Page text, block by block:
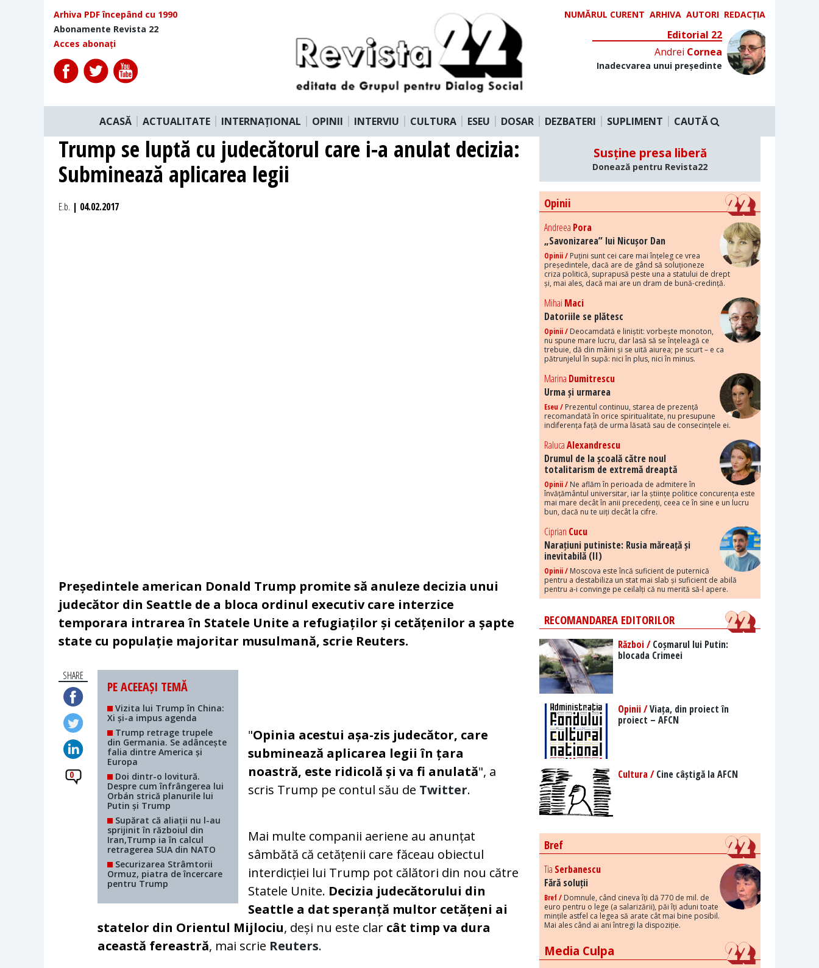
Arhiva PDF începând cu 1990
Abonamente Revista 22
Acces abonați
NUMĂRUL CURENT ARHIVA AUTORI REDACȚIA
Editorial 22
Andrei Cornea
Inadecvarea unui președinte
ACASĂ ACTUALITATE INTERNAȚIONAL OPINII INTERVIU CULTURA ESEU DOSAR DEZBATERI SUPLIMENT CAUTĂ
Trump se luptă cu judecătorul care i-a anulat decizia:
Subminează aplicarea legii
E.b. | 04.02.2017
Președintele american Donald Trump promite să anuleze decizia unui
judecător din Seattle de a bloca ordinul executiv care interzice
temporara intrarea în Statele Unite a refugiaților și cetățenilor a șapte
state cu populație majoritar musulmană, scrie Reuters.
SHARE
0
PE ACEEAȘI TEMĂ
Vizita lui Trump în China:
Xi și-a impus agenda
Trump retrage trupele
din Germania. Se adâncește
falia dintre America și
Europa
Doi dintr-o lovitură.
Despre cum înfrângerea lui
Orbán strică planurile lui
Putin și Trump
Supărat că aliații nu l-au
sprijinit în războiul din
Iran,Trump ia în calcul
retragerea SUA din NATO
Securizarea Strâmtorii
Ormuz, piatra de încercare
pentru Trump
"Opinia acestui așa-zis judecător, care
subminează aplicarea legii în țara
noastră, este ridicolă și va fi anulată", a
scris Trump pe contul său de Twitter.
Mai multe companii aeriene au anunțat
sâmbătă că cetățenii care făceau obiectul
interdicției lui Trump pot călători din nou către
Statele Unite. Decizia judecătorului din
Seattle a dat speranță multor cetățeni ai
statelor din Orientul Mijlociu, deși nu este clar cât timp va dura
această fereastră, mai scrie Reuters.
Susține presa liberă
Donează pentru Revista22
Opinii
Andreea Pora
„Savonizarea” lui Nicușor Dan
Opinii / Puțini sunt cei care mai înțeleg ce vrea
președintele, dacă are de gând să soluționeze
criza politică, suprapusă peste una a statului de drept
și, mai ales, dacă mai are un dram de bună-credință.
Mihai Maci
Datoriile se plătesc
Opinii / Deocamdată e liniștit: vorbește monoton,
nu spune mare lucru, dar lasă să se înțeleagă ce
trebuie, dă din mâini și se uită aiurea; pe scurt – e ca
pătrunjelul în supă: nici în plus, nici în minus.
Marina Dumitrescu
Urma și urmarea
Eseu / Prezentul continuu, starea de prezență
recomandată în orice spiritualitate, nu presupune
indiferența față de urma lăsată sau de consecințele ei.
RalucaAlexandrescu
Drumul de la școală către noul
totalitarism de extremă dreaptă
Opinii / Ne aflăm în perioada de admitere în
învățământul universitar, iar la științe politice concurența este
mai mare decât în anii precedenți, ceea ce în sine e un lucru
bun, dacă nu te uiți decât la cifre.
Ciprian Cucu
Narațiuni putiniste: Rusia măreață și
inevitabilă (II)
Opinii / Moscova este încă suficient de puternică
pentru a destabiliza un stat mai slab și suficient de abilă
pentru a-i convinge pe ceilalți că nu merită să-l apere.
RECOMANDAREA EDITORILOR
Război /Coșmarul lui Putin:
blocada Crimeei
Opinii /Viața, din proiect în
proiect – AFCN
Cultura /Cine câștigă la AFCN
Bref
Tia Serbanescu
Fără soluții
Bref / Domnule, când cineva îți dă 770 de mil. de
euro pentru o lege (a salarizării), păi îți aduni toate
mințile astfel ca legea să arate cât mai bine posibil.
Mai ales când ai ani întregi la dispoziție.
Media Culpa